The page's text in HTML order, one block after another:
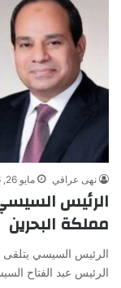
نهى عراقي مايو 26, 2026
الرئيس
مملكة البحرين
الرئيس السيسي يتلقى
الرئيس عبد الفتاح